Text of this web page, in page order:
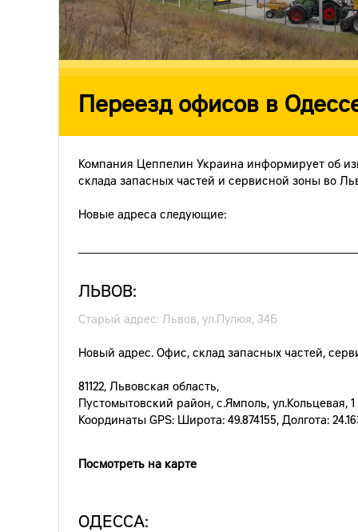
Переезд офисов в
Компания Цеппелин Украина информирует об
склада запасных частей и сервисной зоны во
Новые адреса следующие:
ЛЬВОВ:
Старый адрес: Львов, ул.Пулюя, 34Б
Новый адрес. Офис, склад запасных частей,
81122, Львовская область,
Пустомытовский район, с.Ямполь, ул.Кольцевая, 1
Координаты GPS: Широта: 49.874155, Долгота:
Посмотреть на карте
ОДЕССА: